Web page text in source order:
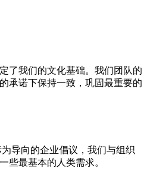
了我们的文化基础。我们团队的
承诺下保持一致，巩固最重要的
导向的企业倡议，我们与组织
些最基本的人类需求。